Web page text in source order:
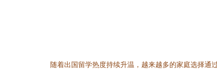
随着出国留学热度持续升温，越来越多的家庭选择通